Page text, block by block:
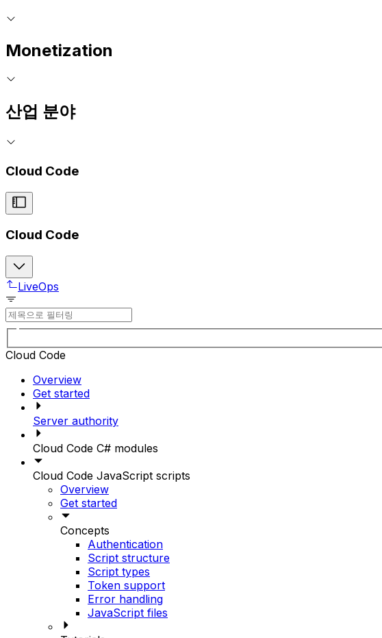
Monetization
산업 분야
Cloud Code
Cloud Code
LiveOps
Cloud Code
Overview
Get started
Server authority
Cloud Code C# modules
Cloud Code JavaScript scripts
Overview
Get started
Concepts
Authentication
Script structure
Script types
Token support
Error handling
JavaScript files